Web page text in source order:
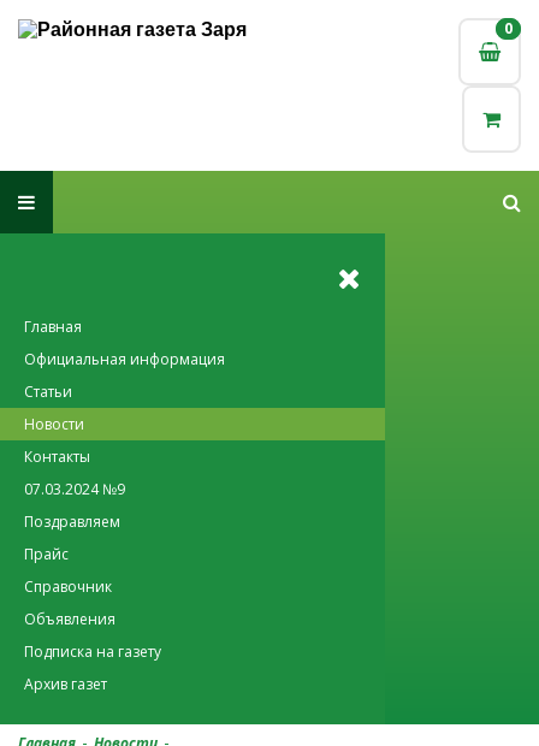
0
0
Главная
Официальная информация
Статьи
Новости
Контакты
07.03.2024 №9
Поздравляем
Прайс
Справочник
Объявления
Подписка на газету
Архив газет